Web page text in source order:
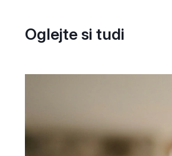
Oglejte si tudi